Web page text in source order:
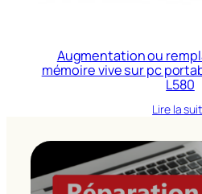
Augmentation ou
mémoire vive sur pc
L580
Lire la